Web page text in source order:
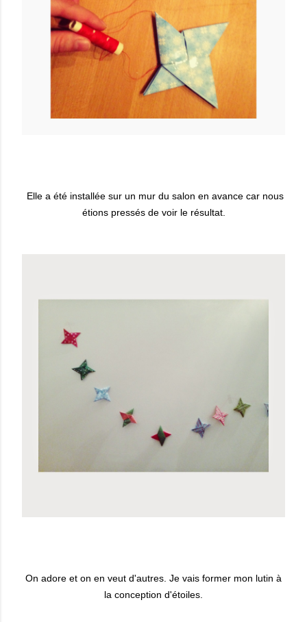
Elle a été installée sur un mur du salon en avance car nous
étions pressés de voir le résultat.
On adore et on en veut d'autres. Je vais former mon lutin à
la conception d'étoiles.